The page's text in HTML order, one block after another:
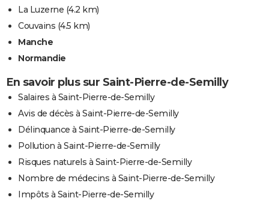
La Luzerne (4.2 km)
Couvains (4.5 km)
Manche
Normandie
En savoir plus sur Saint-Pierre-de-Semilly
Salaires à Saint-Pierre-de-Semilly
Avis de décès à Saint-Pierre-de-Semilly
Délinquance à Saint-Pierre-de-Semilly
Pollution à Saint-Pierre-de-Semilly
Risques naturels à Saint-Pierre-de-Semilly
Nombre de médecins à Saint-Pierre-de-Semilly
Impôts à Saint-Pierre-de-Semilly